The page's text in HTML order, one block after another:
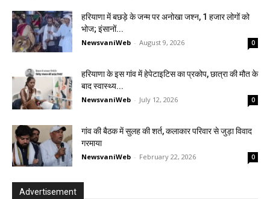
हरियाणा में बछड़े के जन्म पर अनोखा जश्न, 1 हजार लोगों को
भोज; इंसानों...
NewsvaniWeb - August 9, 2026 0
हरियाणा के इस गांव में हेपेटाइटिस का प्रकोप, छात्रा की मौत के
बाद स्वास्थ्य...
NewsvaniWeb - July 12, 2026 0
गांव की बैठक में सुलह की शर्त, कलाकार परिवार से जुड़ा विवाद
गरमाया
NewsvaniWeb - February 22, 2026 0
Advertisement